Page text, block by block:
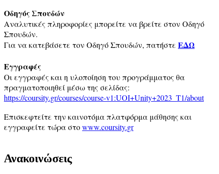
Οδηγός Σπουδών
Αναλυτικές πληροφορίες μπορείτε να βρείτε στον Οδηγό
Σπουδών.
Για να κατεβάσετε τον Οδηγό Σπουδών, πατήστε ΕΔΩ
Εγγραφές
Οι εγγραφές και η υλοποίηση του προγράμματος θα
πραγματοποιηθεί μέσω της σελίδας:
https://coursity.gr/courses/course-v1:UOI+Unity+2023_T1/about
Επισκεφτείτε την καινοτόμα πλατφόρμα μάθησης και
εγγραφείτε τώρα στοwww.coursity.gr
Ανακοινώσεις